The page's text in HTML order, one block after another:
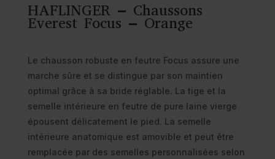
HAFLINGER – Chaussons
Everest Focus – Orange
Le chausson robuste en feutre Focus assure une
marche sûre et se distingue par son maintien
optimal grâce à sa bride réglable. La tige et la
semelle intérieure en feutre de pure laine vierge
épousent délicatement le pied. La semelle
intérieure anatomique est amovible et peut être
remplacée par des semelles personnalisées selon